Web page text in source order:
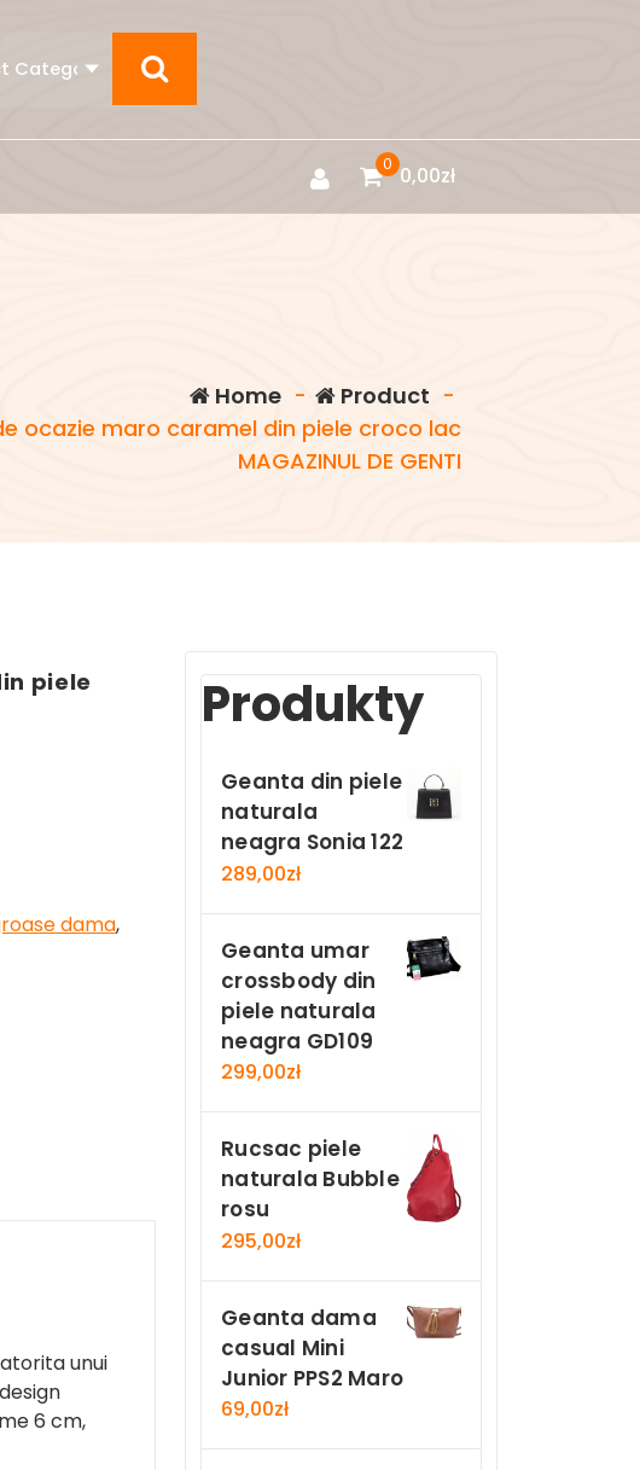
0 0,00zł
Home - Product -
ocazie maro caramel din piele croco lac
MAGAZINUL DE GENTI
piele
dama,
unui
6 cm,
Produkty
Geanta din piele
naturala
neagra Sonia 122
289,00zł
Geanta umar
crossbody din
piele naturala
neagra GD109
299,00zł
Rucsac piele
naturala Bubble
rosu
295,00zł
Geanta dama
casual Mini
Junior PPS2 Maro
69,00zł